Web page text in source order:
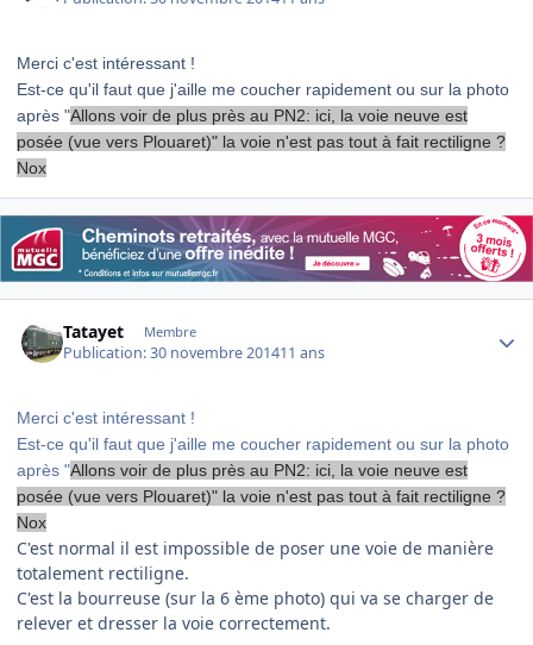
Merci c'est intéressant !
Est-ce qu'il faut que j'aille me coucher rapidement ou sur la photo
après "Allons voir de plus près au PN2: ici, la voie neuve est
posée (vue vers Plouaret)" la voie n'est pas tout à fait rectiligne ?
Nox
Tatayet Membre
Publication:30 novembre 201411 ans
Merci c'est intéressant !
Est-ce qu'il faut que j'aille me coucher rapidement ou sur la photo
après "Allons voir de plus près au PN2: ici, la voie neuve est
posée (vue vers Plouaret)" la voie n'est pas tout à fait rectiligne ?
Nox
C'est normal il est impossible de poser une voie de manière
totalement rectiligne.
C'est la bourreuse (sur la 6 ème photo) qui va se charger de
relever et dresser la voie correctement.